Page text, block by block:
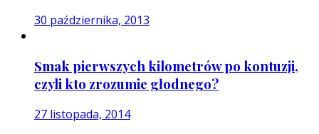
30 października, 2013
Smak pierwszych kilometrów po kontuzji,
czyli kto zrozumie głodnego?
27 listopada, 2014